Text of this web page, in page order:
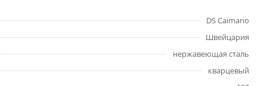
DS Caimano
Швейцария
нержавеющая сталь
кварцевый